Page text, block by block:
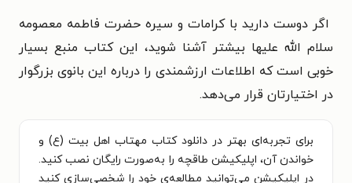
اگر دوست دارید با کرامات و سیره حضرت فاطمه معصومه
سلام الله علیها بیشتر آشنا شوید، این کتاب منبع بسیار
خوبی است که اطلاعات ارزشمندی را درباره این بانوی بزرگوار
در اختیارتان قرار می‌دهد.
برای تجربه‌ای بهتر در دانلود کتاب مهتاب اهل بیت (ع) و
خواندن آن، اپلیکیشن طاقچه را به‌صورت رایگان نصب کنید.
در اپلیکیشن می‌توانید مطالعه‌ی خود را شخصی‌سازی کنید